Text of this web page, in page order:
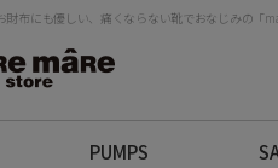
布にも優しい、痛くならない靴でおなじみの「
紐仕様で
から探す